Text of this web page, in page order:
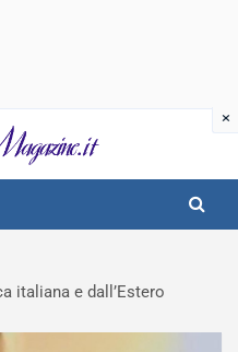
italiana e dall’Estero